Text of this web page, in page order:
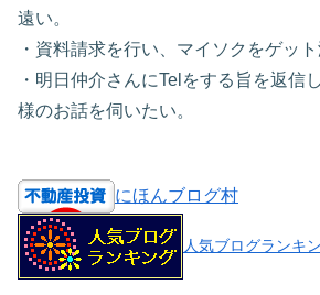
遠い。
・資料請求を行い、マイソクをゲット
・明日仲介さんにTelをする旨を返信
様のお話を伺いたい。
にほんブログ村
人気ブログランキ